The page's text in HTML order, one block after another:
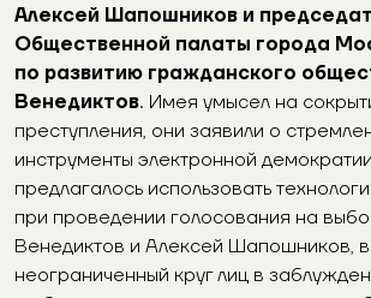
Алексей Шапошников и
Общественной палаты города
по развитию гражданского
Венедиктов. Имея умысел на
преступления, они заявили о
инструменты электронной
предлагалось использовать
при проведении голосования на
Венедиктов и Алексей Шапошников,
неограниченный круг лиц в